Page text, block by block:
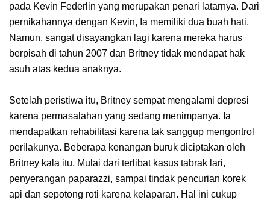
pada Kevin Federlin yang merupakan penari latarnya. Dari
pernikahannya dengan Kevin, Ia memiliki dua buah hati.
Namun, sangat disayangkan lagi karena mereka harus
berpisah di tahun 2007 dan Britney tidak mendapat hak
asuh atas kedua anaknya.
Setelah peristiwa itu, Britney sempat mengalami depresi
karena permasalahan yang sedang menimpanya. Ia
mendapatkan rehabilitasi karena tak sanggup mengontrol
perilakunya. Beberapa kenangan buruk diciptakan oleh
Britney kala itu. Mulai dari terlibat kasus tabrak lari,
penyerangan paparazzi, sampai tindak pencurian korek
api dan sepotong roti karena kelaparan. Hal ini cukup